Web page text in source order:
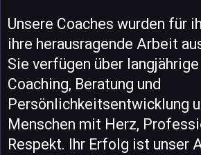
Unsere Coaches wurden für
ihre herausragende Arbeit
Sie verfügen über
Coaching, Beratung und
Persönlichkeitsentwicklung
Menschen mit Herz,
Respekt. Ihr Erfolg ist unser